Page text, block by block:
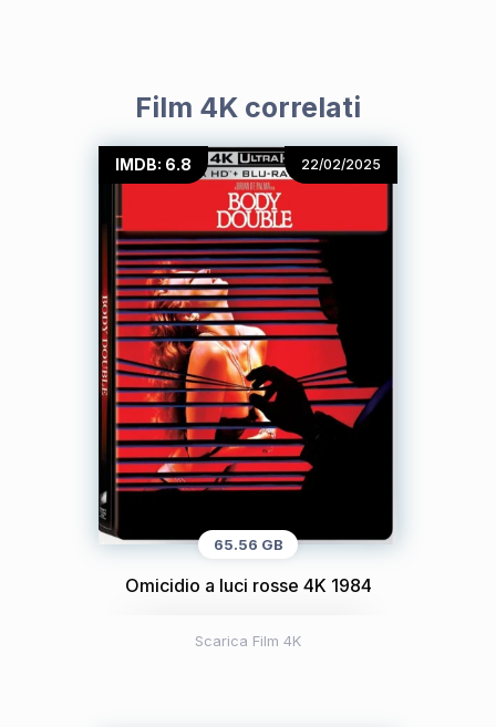
Film 4K correlati
IMDB: 6.8 22/02/2025
65.56 GB
Omicidio a luci rosse 4K 1984
Scarica Film 4K